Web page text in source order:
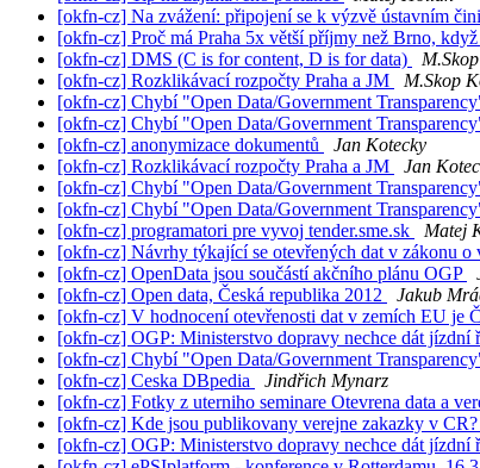
[okfn-cz] Na zvážení: připojení se k výzvě ústavním
[okfn-cz] Proč má Praha 5x větší příjmy než Brno,
[okfn-cz] DMS (C is for content, D is for data)
[okfn-cz] Rozklikávací rozpočty Praha a JM
M.Skop
[okfn-cz] Chybí "Open Data/Government
[okfn-cz] Chybí "Open Data/Government
[okfn-cz] anonymizace dokumentů
Jan Kotecky
[okfn-cz] Rozklikávací rozpočty Praha a JM
Jan
[okfn-cz] Chybí "Open Data/Government
[okfn-cz] Chybí "Open Data/Government
[okfn-cz] programatori pre vyvoj tender.sme.sk
Matej
[okfn-cz] Návrhy týkající se otevřených dat v zákonu o
[okfn-cz] OpenData jsou součástí akčního plánu OGP
[okfn-cz] Open data, Česká republika 2012
Jakub
[okfn-cz] V hodnocení otevřenosti dat v zemích EU je
[okfn-cz] OGP: Ministerstvo dopravy nechce dát jízdní
[okfn-cz] Chybí "Open Data/Government
[okfn-cz] Ceska DBpedia
Jindřich Mynarz
[okfn-cz] Fotky z uterniho seminare Otevrena data a
[okfn-cz] Kde jsou publikovany verejne zakazky v CR?
[okfn-cz] OGP: Ministerstvo dopravy nechce dát jízdní